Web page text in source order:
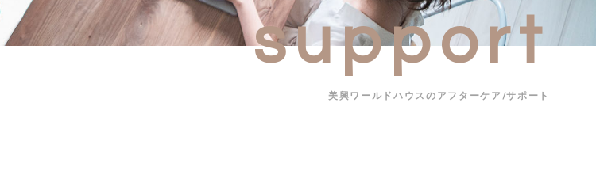
support
美興ワールドハウスのアフターケア/サポート